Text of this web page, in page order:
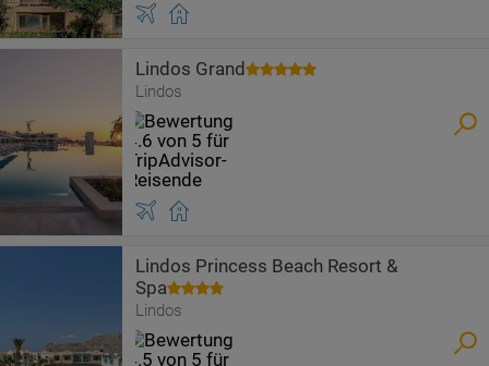
Lindos Grand
Lindos
Lindos Princess Beach Resort &
Spa
Lindos